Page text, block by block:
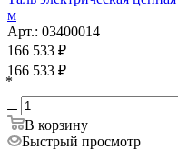
м
Арт.: 03400014
166 533 ₽
166 533 ₽
*
В корзину
Быстрый просмотр